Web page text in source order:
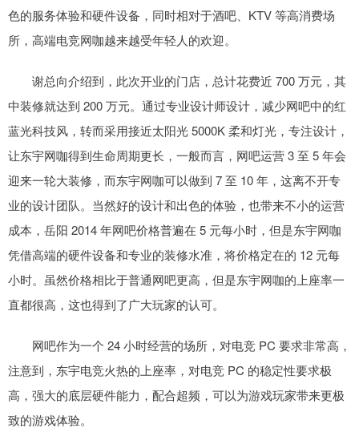
色的服务体验和硬件设备，同时相对于酒吧、KTV 等高消费场
所，高端电竞网咖越来越受年轻人的欢迎。
谢总向介绍到，此次开业的门店，总计花费近 700 万元，其
中装修就达到 200 万元。通过专业设计师设计，减少网吧中的红
蓝光科技风，转而采用接近太阳光 5000K 柔和灯光，专注设计，
让东宇网咖得到生命周期更长，一般而言，网吧运营 3 至 5 年会
迎来一轮大装修，而东宇网咖可以做到 7 至 10 年，这离不开专
业的设计团队。当然好的设计和出色的体验，也带来不小的运营
成本，岳阳 2014 年网吧价格普遍在 5 元每小时，但是东宇网咖
凭借高端的硬件设备和专业的装修水准，将价格定在的 12 元每
小时。虽然价格相比于普通网吧更高，但是东宇网咖的上座率一
直都很高，这也得到了广大玩家的认可。
网吧作为一个 24 小时经营的场所，对电竞 PC 要求非常高，
注意到，东宇电竞火热的上座率，对电竞 PC 的稳定性要求极
高，强大的底层硬件能力，配合超频，可以为游戏玩家带来更极
致的游戏体验。